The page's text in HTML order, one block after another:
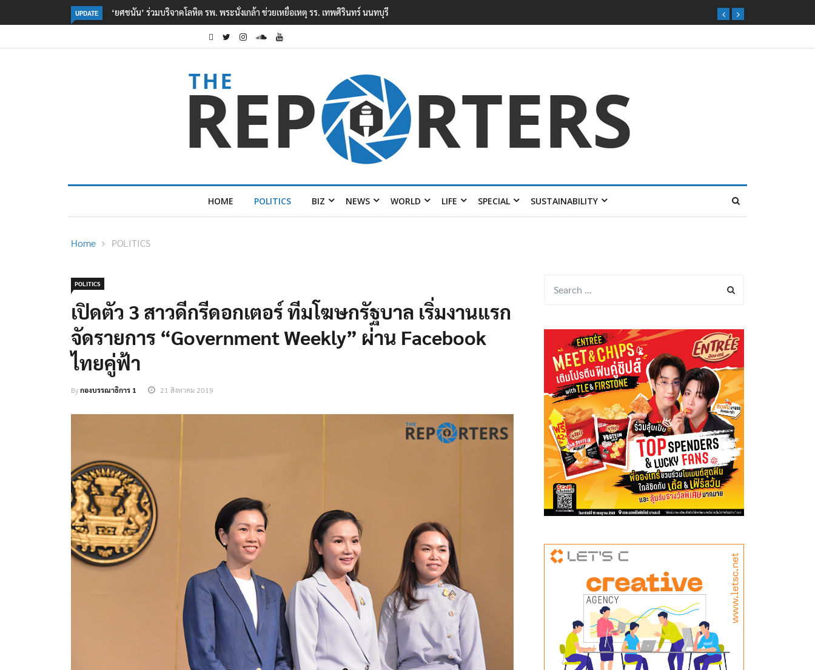
UPDATE ตร. อยู่ระหว่างสอบสวนแรงจูงใจ เหตุยิงในโรงเรียนเทพศิรินทร์ นนทบุรี พบเด็กก่อเหตุเครียดเรื่องเรียน
HOME POLITICS BIZ NEWS WORLD LIFE SPECIAL SUSTAINABILITY
Home POLITICS
POLITICS
เปิดตัว 3 สาวดีกรีดอกเตอร์ ทีมโฆษกรัฐบาล เริ่มงานแรก
จัดรายการ “government Weekly” ผ่าน Facebook
ไทยคู่ฟ้า
Byกองบรรณาธิการ 1 21 สิงหาคม 2019